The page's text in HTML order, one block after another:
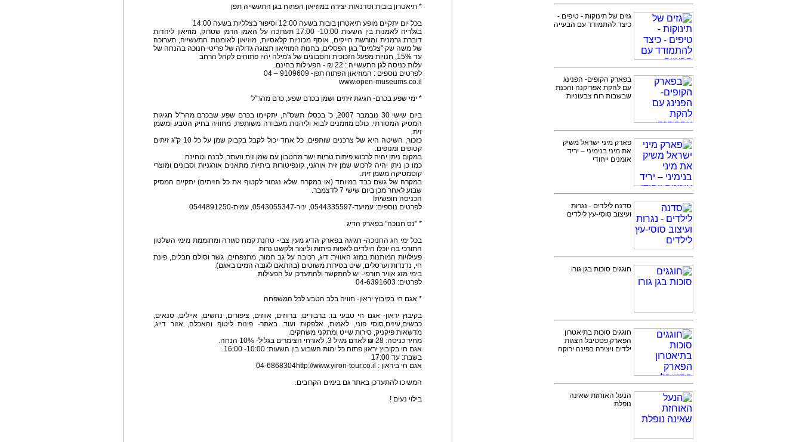
גזים של תינוקות - טיפים -
כיצד להתמודד עם הבעייה
בפארק הקופים- הפנינג
עם להקת אפריקנה והכנת
שבשבות רוח צבעוניות
פארק מיני ישראל משיק
את מיני בנימיני – יריד
אומנים ייחודי
סדנה לילדים - נגרות
ועיצוב סוסי-עץ לילדים
חוגגים סוכות בגן גורו
חוגגים סוכות בתיאטרון
הפארק פסטיבל הצגות
ילדים ויצירה בפינה ירוקה
הנעל האוחזת שאינה
נופלת
* תיאטרון בובות וסדנאות יצירה במוזיאון הפתוח בגן התעשייה תפן
בכל יום יתקיים מופע תיאטרון בובות בשעה 12:00 וסיפור בצלליות בשעה 14:00
בגלריה לאמנות בין השעות 10:00- 17:00 תערוכה על האמן הרמן שטרוק, מוזיאון ליהדות
דוברת גרמנית ומורשת הייקים, אוסף מכוניות קלאסיות, מוזיאון לאומנות התעשייה, תערוכה
של משה שק "צלמים" בגן הפסלים, בחנות המוזיאון תצוגה גדולה של פריטי חנוכה בהנחה של
עד 15%, חנויות מפעל הזכוכית והסבונים של ג'מילה יהיו פתוחים לקהל הרחב
עלות כניסה לגן התעשייה : 22 ₪ - הפעילות בחינם.
לפרטים נוספים : המוזיאון הפתוח תפן- 9109609 – 04
www.open-museums.co.il
* ימי שפע בכרם- חגיגת זיתים ושמן בכרם שפע, כרם מהר"ל
ביום שישי 30 נובמבר 2007, כ' בכסלו תשס"ח, יתקיימו בכרם שפע שבכרם מהר"ל חגיגות
המסיק המסורתי. כולם מוזמנים לבוא וליהנות מעבודה משותפת, מחוויה בחיק הטבע ומשמן
זית.
כזכור, השיטה היא של צרכנים שותפים, כל אחד יכול לקבל בקבוק שמן על כל 10 ק"ג זיתים
קטופים ומנופים.
במקום ניתן יהיה לרכוש פיתות טריות ישר מהטבון עם שמן זית וזעתר, לבנה וטחינה.
כמו כן ניתן יהיה לרכוש שמן זית אורגני, קונפיטורות ביתיות מתאנים אורגניות וסבונים ומוצרי
קוסמטיקה משמן זית.
במקרה של גשם כבד במיוחד (או במקרה שלא נגמור לקטוף את כל הזיתים) יתקיים המסיק
שבוע לאחר מכן ביום שישי 7 לדצמבר.
הכניסה חופשית!
לפרטים נוספים: עמיעד-0544335597, יניר-0543055347, עמית-0544891250
* "נס חנוכה" בפארק הדיג
בכל ימי חג החנוכה- חגיגה בפארק הדיג מעין צבי- טחנת קמח סגורה ומחוממת מימי השלטון
התורכי בה יוכלו הילדים לאפות פיתות וליצור ולקשט נרות.
פעילויות המותנות במזג האוויר: דיג, רכיבה על גב חמור, מתנפחים, גשר וסולם חבלים, פינת
חי, נדנדות וערסלים, שיט בסירות משוטים (בהתאם לגובה המים באגם).
בימי מזג אוויר חורפי- יש להתקשר ולהתעדכן על הפעילות.
לפרטים: 04-6391603
* אגם חי בקיבוץ יראון- חוויה בלב הטבע לכל המשפחה
בקיבוץ יראון- אגם חי טבעי בו: ברבורים, ברווזים, אווזים, ציפורים, נחשים, איילים, סנאים,
כבשים,עיזים,סוסי פוני, לאמות, אלפקות ועוד. באתר- פינות ליטוף והאכלה, אזור דייג,
מדשאות פיקניק, סירות שייט ומתקני משחקים.
מחיר כניסה: 28 ₪ לאדם מגיל 3. לאורחי הצימרים בגליל- 10% הנחה.
אגם חי בקיבוץ יראון פתוח כל ימות השבוע בין השעות: 10:00- 16:00.
בשבת: עד 17:00
אגם חי ביראון : 04-6868304http://www.yiron-tour.co.il
המשיכו להתעדכן באתר גם בימים הקרובים.
בילוי נעים !